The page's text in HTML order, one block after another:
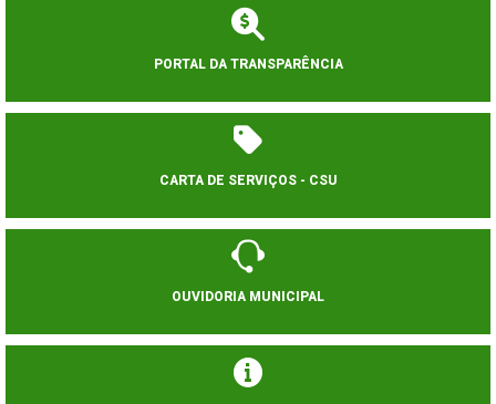
PORTAL DA TRANSPARÊNCIA
CARTA DE SERVIÇOS - CSU
OUVIDORIA MUNICIPAL